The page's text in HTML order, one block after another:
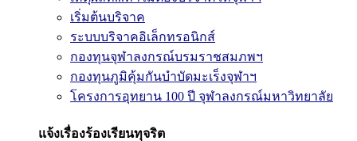
เริ่มต้นบริจาค
ระบบบริจาคอิเล็กทรอนิกส์
กองทุนจุฬาลงกรณ์บรมราชสมภพฯ
กองทุนภูมิคุ้มกันบำบัดมะเร็งจุฬาฯ
โครงการอุทยาน 100 ปี จุฬาลงกรณ์มหาวิทยาลัย
แจ้งเรื่องร้องเรียนทุจริต